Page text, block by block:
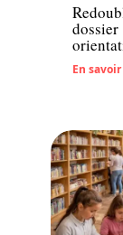
dossier
En
Famille